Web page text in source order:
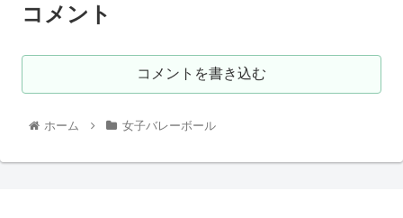
コメント
コメントを書き込む
ホーム 女子バレーボール